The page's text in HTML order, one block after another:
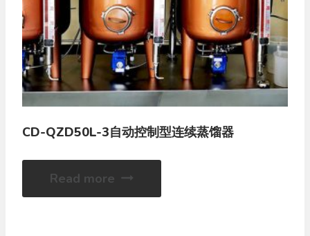
CD-QZD50L-3自动控制型连续蒸馏器
Read more